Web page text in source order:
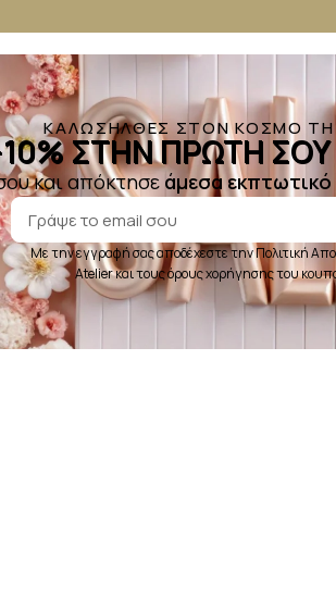
ΚΑΛΩΣΗΛΘΕΣ ΣΤΟΝ ΚΟΣΜΟ ΤΗΣ
ΣΤΗΝ ΠΡΩΤΗ ΣΟΥ
και απόκτησε άμεσα
Με την εγγραφή σας αποδέχεστε την Πολιτική
Atelier και τους όρους χορήγησης του